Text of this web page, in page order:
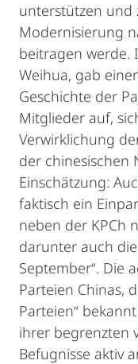
unterstützen und
Modernisierung
beitragen werde.
Weihua, gab
Geschichte der
Mitglieder auf,
Verwirklichung
der chinesischen
Einschätzung:
faktisch ein
neben der KPCh
darunter auch die
September“. Die
Parteien Chinas,
Parteien“
ihrer begrenzten
Befugnisse aktiv